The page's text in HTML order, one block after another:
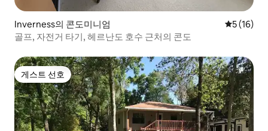
Inverness의 콘도미니엄 평점 5점
5 (16)
골프, 자전거 타기, 헤르난도 호수 근처의 콘도
게스트 선호
게스트 선호